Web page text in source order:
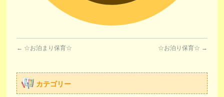
← ☆お泊まり保育☆ ☆お泊り保育☆ →
カテゴリー